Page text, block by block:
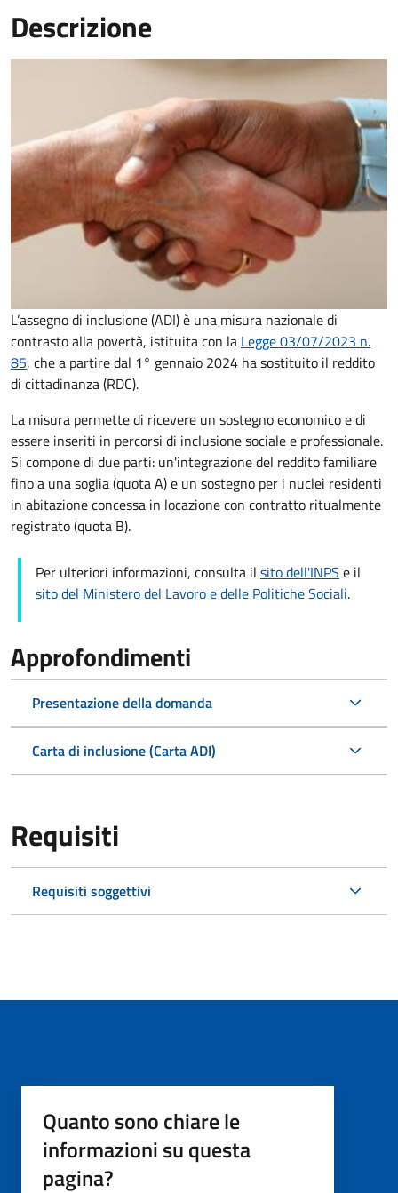
Descrizione
L’assegno di inclusione (ADI) è una misura nazionale di
contrasto alla povertà, istituita con la Legge 03/07/2023 n.
85, che a partire dal 1° gennaio 2024 ha sostituito il reddito
di cittadinanza (RDC).
La misura permette di ricevere un sostegno economico e di
essere inseriti in percorsi di inclusione sociale e professionale.
Si compone di due parti: un'integrazione del reddito familiare
fino a una soglia (quota A) e un sostegno per i nuclei residenti
in abitazione concessa in locazione con contratto ritualmente
registrato (quota B).
Per ulteriori informazioni, consulta il sito dell'INPS e il
sito del Ministero del Lavoro e delle Politiche Sociali.
Approfondimenti
Presentazione della domanda
Carta di inclusione (Carta ADI)
Requisiti
Requisiti soggettivi
Quanto sono chiare le
informazioni su questa
pagina?